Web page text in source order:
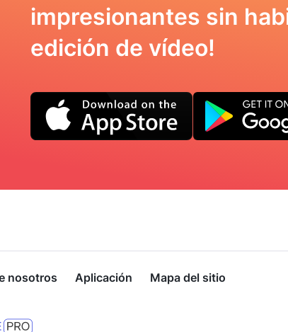
impresionantes sin
edición de vídeo!
nosotros Aplicación Mapa del sitio